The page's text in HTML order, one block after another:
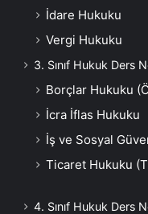
İdare Hukuku
Vergi Hukuku
3. Sınıf Hukuk Ders
Borçlar Hukuku
İcra İflas Hukuku
İş ve Sosyal
Ticaret Hukuku
4. Sınıf Hukuk Ders